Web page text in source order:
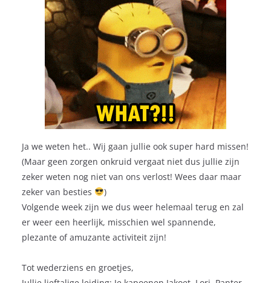
Ja we weten het.. Wij gaan jullie ook super hard missen!
(Maar geen zorgen onkruid vergaat niet dus jullie zijn
zeker weten nog niet van ons verlost! Wees daar maar
zeker van besties
)
Volgende week zijn we dus weer helemaal terug en zal
er weer een heerlijk, misschien wel spannende,
plezante of amuzante activiteit zijn!
Tot wederziens en groetjes,